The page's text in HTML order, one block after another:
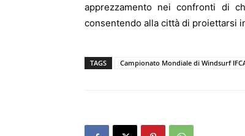
apprezzamento nei confronti di
consentendo alla città di proiettarsi
TAGS Campionato Mondiale di Windsurf